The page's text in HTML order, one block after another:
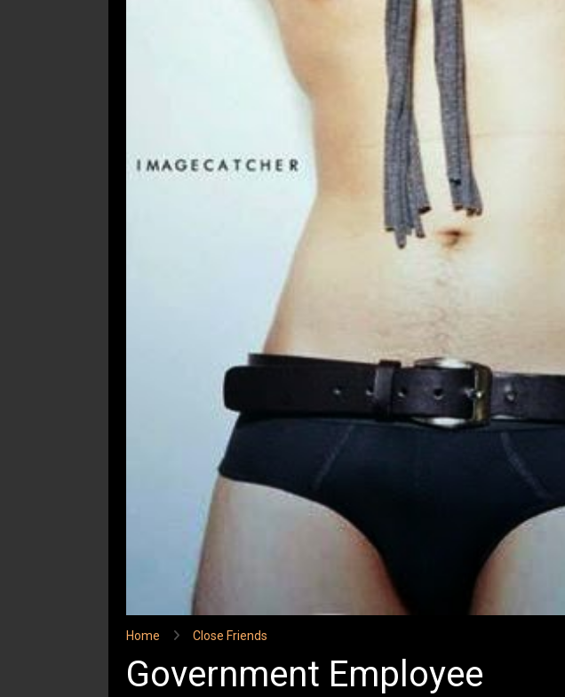
Home Close Friends
Government Employee